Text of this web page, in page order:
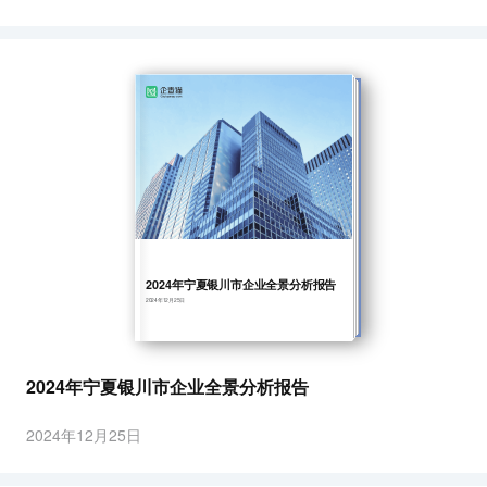
2024年宁夏银川市企业全景分析报告
2024年12月25日
2024年宁夏银川市企业全景分析报告
2024年12月25日